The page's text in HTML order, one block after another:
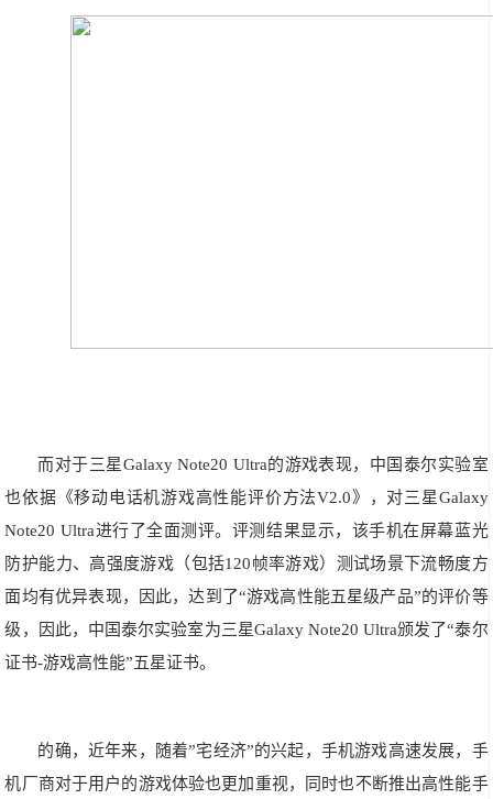
而对于三星Galaxy Note20 Ultra的游戏表现，中国泰尔实验室
也依据《移动电话机游戏高性能评价方法V2.0》，对三星Galaxy
Note20 Ultra进行了全面测评。评测结果显示，该手机在屏幕蓝光
防护能力、高强度游戏（包括120帧率游戏）测试场景下流畅度方
面均有优异表现，因此，达到了“游戏高性能五星级产品”的评价等
级，因此，中国泰尔实验室为三星Galaxy Note20 Ultra颁发了“泰尔
证书-游戏高性能”五星证书。
的确，近年来，随着”宅经济”的兴起，手机游戏高速发展，手
机厂商对于用户的游戏体验也更加重视，同时也不断推出高性能手